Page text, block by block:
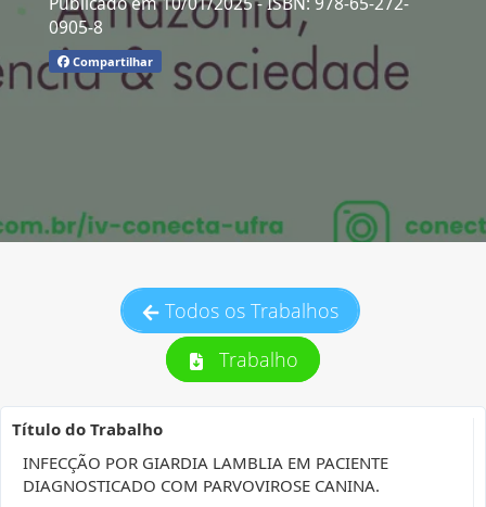
0905-8
Compartilhar
Todos os Trabalhos
Trabalho
Título do Trabalho
INFECÇÃO POR GIARDIA LAMBLIA EM PACIENTE
DIAGNOSTICADO COM PARVOVIROSE CANINA.